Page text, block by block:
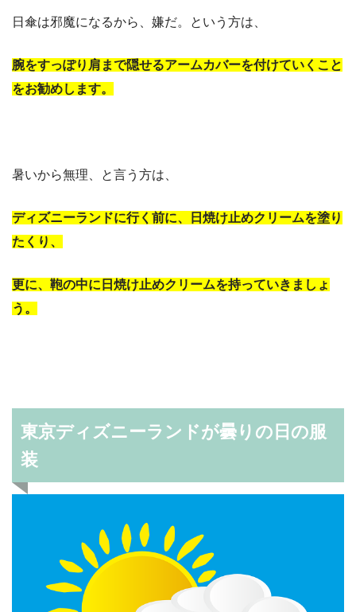
日傘は邪魔になるから、嫌だ。という方は、
腕をすっぽり肩まで隠せるアームカバーを付けていくこと
をお勧めします。
暑いから無理、と言う方は、
ディズニーランドに行く前に、日焼け止めクリームを塗り
たくり、
更に、鞄の中に日焼け止めクリームを持っていきましょ
う。
東京ディズニーランドが曇りの日の服
装